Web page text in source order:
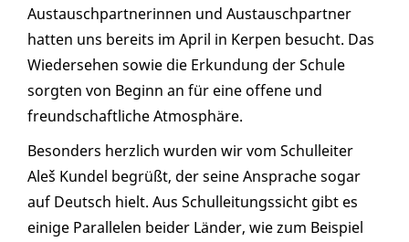
Austauschpartnerinnen und Austauschpartner
hatten uns bereits im April in Kerpen besucht. Das
Wiedersehen sowie die Erkundung der Schule
sorgten von Beginn an für eine offene und
freundschaftliche Atmosphäre.
Besonders herzlich wurden wir vom Schulleiter
Aleš Kundel begrüßt, der seine Ansprache sogar
auf Deutsch hielt. Aus Schulleitungssicht gibt es
einige Parallelen beider Länder, wie zum Beispiel